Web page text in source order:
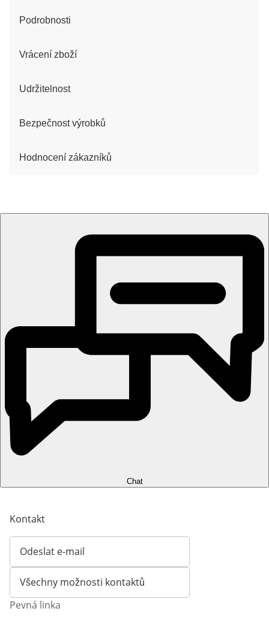
Podrobnosti
Vrácení zboží
Udržitelnost
Bezpečnost výrobků
Hodnocení zákazníků
Chat
Kontakt
Odeslat e-mail
Otevírá e-mailového klienta
Všechny možnosti kontaktů
Pevná linka